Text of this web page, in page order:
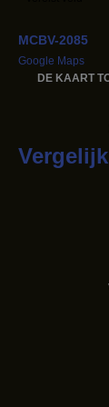
MCBV-2085
Google Maps
DE KAART